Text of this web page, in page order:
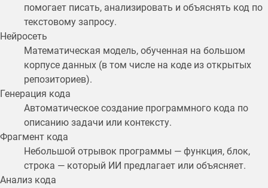
помогает писать, анализировать и объяснять код по
текстовому запросу.
Нейросеть
Математическая модель, обученная на большом
корпусе данных (в том числе на коде из открытых
репозиториев).
Генерация кода
Автоматическое создание программного кода по
описанию задачи или контексту.
Фрагмент кода
Небольшой отрывок программы — функция, блок,
строка — который ИИ предлагает или объясняет.
Анализ кода